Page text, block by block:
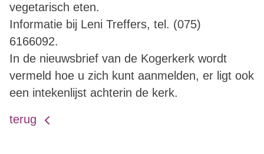
vegetarisch eten.
Informatie bij Leni Treffers, tel. (075)
6166092.
In de nieuwsbrief van de Kogerkerk wordt
vermeld hoe u zich kunt aanmelden, er ligt ook
een intekenlijst achterin de kerk.
terug